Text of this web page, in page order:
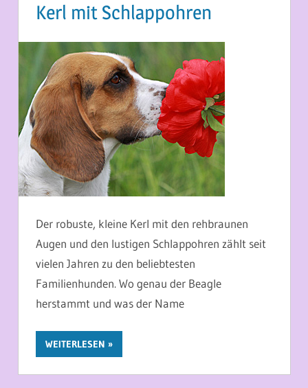
Kerl mit Schlappohren
Der robuste, kleine Kerl mit den rehbraunen
Augen und den lustigen Schlappohren zählt seit
vielen Jahren zu den beliebtesten
Familienhunden. Wo genau der Beagle
herstammt und was der Name
WEITERLESEN